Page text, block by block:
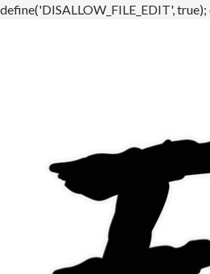
define('DISALLOW_FILE_EDIT',